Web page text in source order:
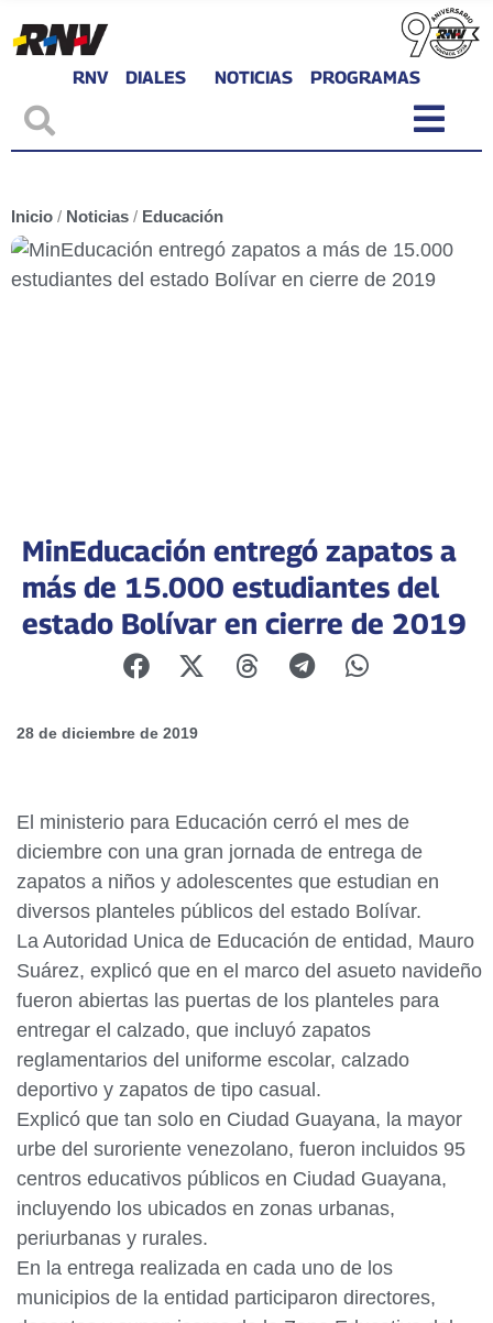
RNV DIALES NOTICIAS PROGRAMAS
Inicio / Noticias / Educación
MinEducación entregó zapatos a
más de 15.000 estudiantes del
estado Bolívar en cierre de 2019
28 de diciembre de 2019
El ministerio para Educación cerró el mes de
diciembre con una gran jornada de entrega de
zapatos a niños y adolescentes que estudian en
diversos planteles públicos del estado Bolívar.
La Autoridad Unica de Educación de entidad, Mauro
Suárez, explicó que en el marco del asueto navideño
fueron abiertas las puertas de los planteles para
entregar el calzado, que incluyó zapatos
reglamentarios del uniforme escolar, calzado
deportivo y zapatos de tipo casual.
Explicó que tan solo en Ciudad Guayana, la mayor
urbe del suroriente venezolano, fueron incluidos 95
centros educativos públicos en Ciudad Guayana,
incluyendo los ubicados en zonas urbanas,
periurbanas y rurales.
En la entrega realizada en cada uno de los
municipios de la entidad participaron directores,